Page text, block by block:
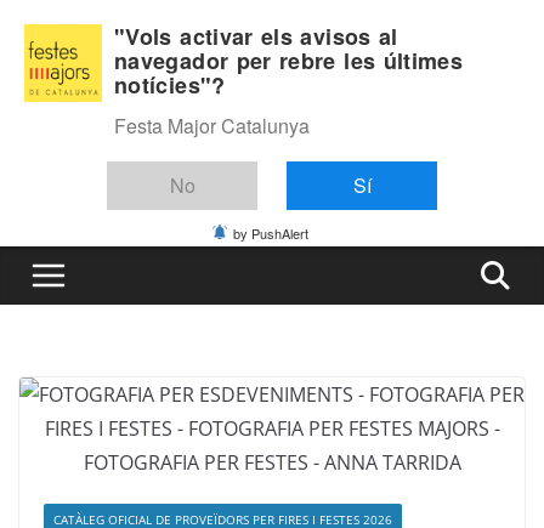
content
Divendres, agost 7, 2026
Última:
CATÀLEG OFICIAL DE PROVEÏDORS PER FIRES I FESTES 2026
"Vols activar els avisos al
navegador per rebre les últimes
notícies"?
Festa Major Catalunya
No Sí
by PushAlert